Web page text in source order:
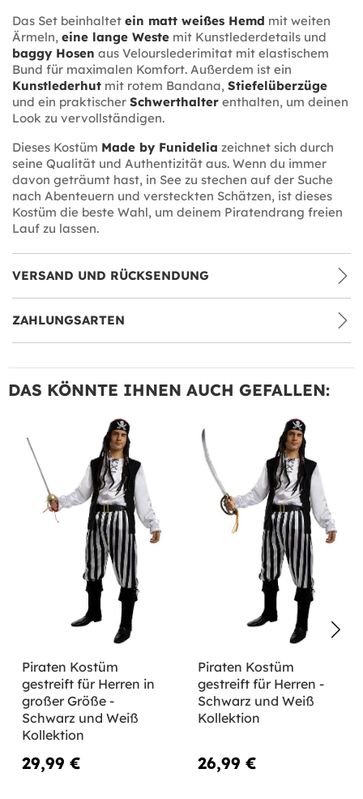
Das Set beinhaltet ein matt weißes Hemd mit weiten
Ärmeln, eine lange Weste mit Kunstlederdetails und
baggy Hosen aus Velourslederimitat mit elastischem
Bund für maximalen Komfort. Außerdem ist ein
Kunstlederhut mit rotem Bandana, Stiefelüberzüge
und ein praktischer Schwerthalter enthalten, um deinen
Look zu vervollständigen.
Dieses Kostüm Made by Funidelia zeichnet sich durch
seine Qualität und Authentizität aus. Wenn du immer
davon geträumt hast, in See zu stechen auf der Suche
nach Abenteuern und versteckten Schätzen, ist dieses
Kostüm die beste Wahl, um deinem Piratendrang freien
Lauf zu lassen.
VERSAND UND RÜCKSENDUNG
ZAHLUNGSARTEN
DAS KÖNNTE IHNEN AUCH GEFALLEN:
Piraten Kostüm
gestreift für Herren in
großer Größe -
Schwarz und Weiß
Kollektion
29,99 €
Piraten Kostüm
gestreift für Herren -
Schwarz und Weiß
Kollektion
26,99 €